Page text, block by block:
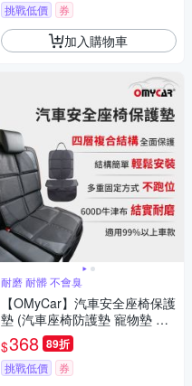
挑戰低價 券
加入購物車
耐磨 耐髒 不會臭
【OMyCar】汽車安全座椅保護
墊 (汽車座椅防護墊 寵物墊 防
滑 防髒 防磨 質感好)
$368 89折
挑戰低價 券